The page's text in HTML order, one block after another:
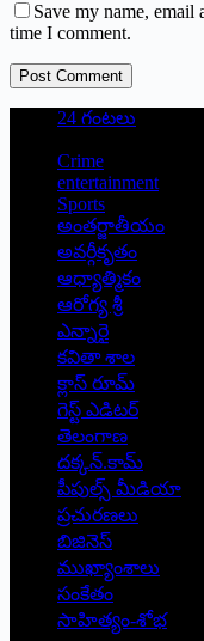
Save my name,
time I comment.
Post Comment
24 గంటలు
Crime
entertainment
Sports
అంతర్జాతీయం
అవర్గీకృతం
ఆధ్యాత్మికం
ఆరోగ్య శ్రీ
ఎన్నారై
కవితా శాల
క్లాస్ రూమ్
గెస్ట్ ఎడిటర్
తెలంగాణ
దక్కన్.కామ్
పీపుల్స్ ‌మీడియా
ప్రచురణలు
బిజినెస్
ముఖ్యాంశాలు
సంకేతం
సాహిత్యం-శోభ